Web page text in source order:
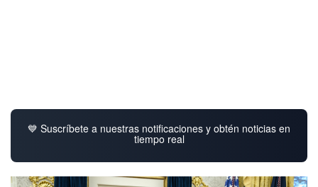
💙 Suscríbete a nuestras notificaciones y obtén noticias en
tiempo real